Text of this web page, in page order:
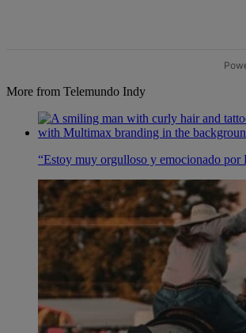
More from Telemundo Indy
“Estoy muy orgulloso y emocionado por